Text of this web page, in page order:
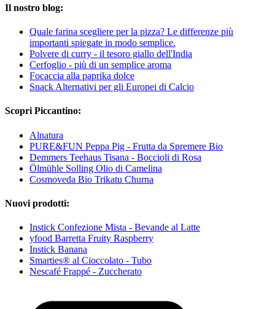
Il nostro blog:
Quale farina scegliere per la pizza? Le differenze più
importanti spiegate in modo semplice.
Polvere di curry - il tesoro giallo dell'India
Cerfoglio - più di un semplice aroma
Focaccia alla paprika dolce
Snack Alternativi per gli Europei di Calcio
Scopri Piccantino:
Alnatura
PURE&FUN Peppa Pig - Frutta da Spremere Bio
Demmers Teehaus Tisana - Boccioli di Rosa
Ölmühle Solling Olio di Camelina
Cosmoveda Bio Trikatu Churna
Nuovi prodotti:
Instick Confezione Mista - Bevande al Latte
yfood Barretta Fruity Raspberry
Instick Banana
Smarties® al Cioccolato - Tubo
Nescafé Frappé - Zuccherato